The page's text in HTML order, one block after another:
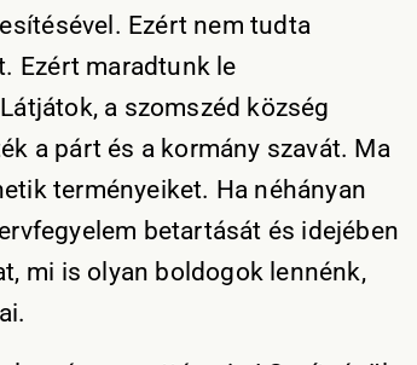
Ezért nem tudta
Ezért maradtunk le
a szomszéd község
a párt és a kormány szavát. Ma
terményeiket. Ha néhányan
betartását és idejében
mi is olyan boldogok lennénk,